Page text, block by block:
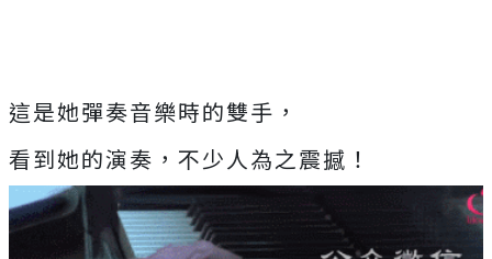
這是她彈奏音樂時的雙手，
看到她的演奏，不少人為之震撼！